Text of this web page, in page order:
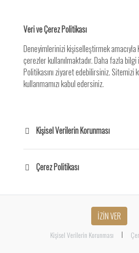
Veri ve Çerez Politikası
Deneyimlerinizi kişiselleştirmek amacıyla
çerezler kullanılmaktadır. Daha fazla
Politikasını ziyaret edebilirsiniz. Sitemizi
kullanmamızı kabul edersiniz.
Kişisel Verilerin Korunması
Çerez Politikası
İZİN VER
Kişisel Verilerin Korunması |